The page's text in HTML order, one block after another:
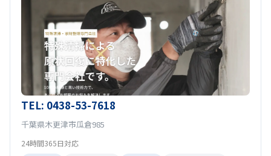
TEL: 0438-53-7618
千葉県木更津市瓜倉985
24時間365日対応